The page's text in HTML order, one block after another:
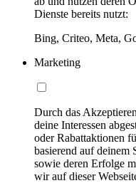
Dienste bereits nutzt:
Bing, Criteo, Meta,
Marketing
Durch das
deine Interessen
oder Rabattaktionen
basierend auf deinem
sowie deren Erfolge
wir auf dieser